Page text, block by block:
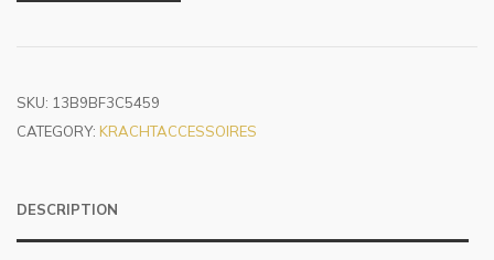
SKU: 13B9BF3C5459
CATEGORY: KRACHTACCESSOIRES
DESCRIPTION